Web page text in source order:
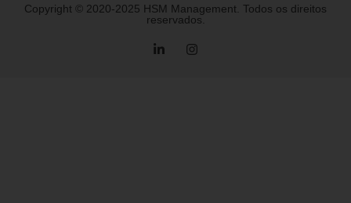
Copyright © 2020-2025 HSM Management. Todos os direitos
reservados.